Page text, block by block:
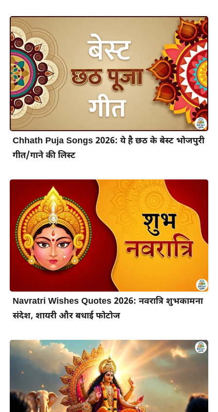
Chhath Puja Songs 2026: ये है छठ के बेस्ट भोजपुरी
गीत/गाने की लिस्ट
Navratri Wishes Quotes 2026: नवरात्रि शुभकामना
संदेश, शायरी और बधाई फोटोज